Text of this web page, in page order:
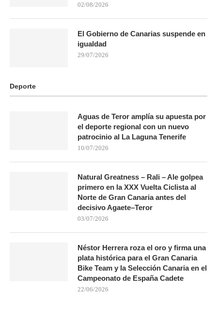
02/08/2026
El Gobierno de Canarias suspende en
igualdad
29/07/2026
Deporte
Aguas de Teror amplía su apuesta por
el deporte regional con un nuevo
patrocinio al La Laguna Tenerife
10/07/2026
Natural Greatness – Rali – Ale golpea
primero en la XXX Vuelta Ciclista al
Norte de Gran Canaria antes del
decisivo Agaete–Teror
03/07/2026
Néstor Herrera roza el oro y firma una
plata histórica para el Gran Canaria
Bike Team y la Selección Canaria en el
Campeonato de España Cadete
22/06/2026